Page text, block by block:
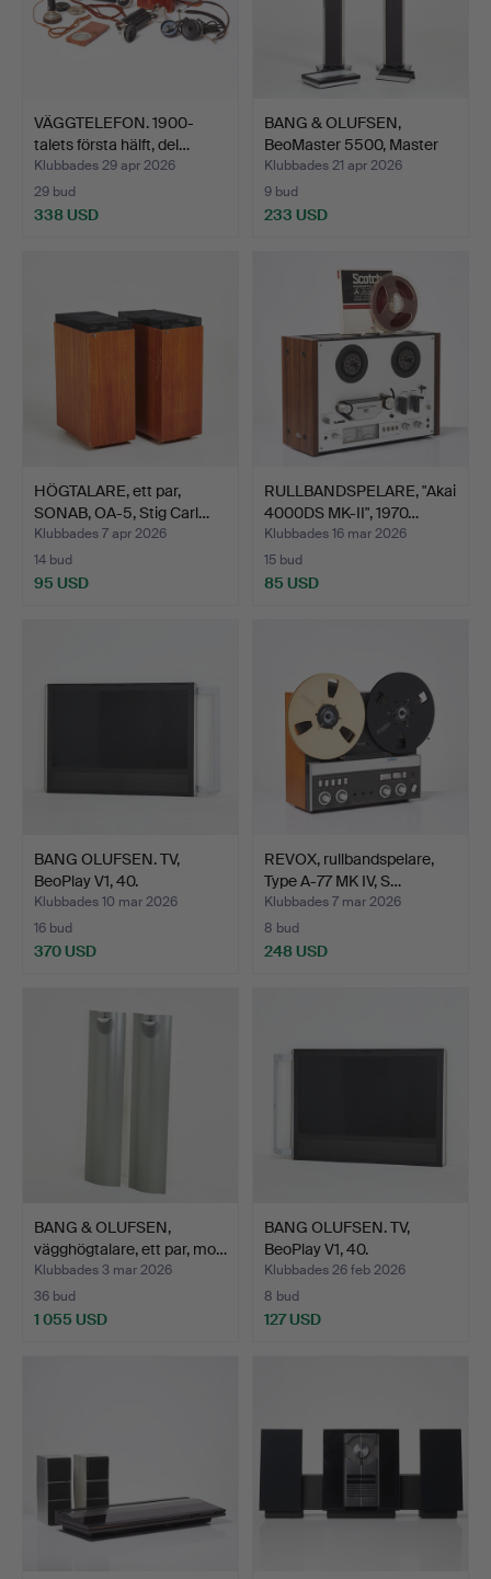
VÄGGTELEFON. 1900-
talets första hälft, del…
Klubbades 29 apr 2026
29 bud
338 USD
BANG & OLUFSEN,
BeoMaster 5500, Master
Con…
Klubbades 21 apr 2026
9 bud
233 USD
HÖGTALARE, ett par,
SONAB, OA-5, Stig Carl…
Klubbades 7 apr 2026
14 bud
95 USD
RULLBANDSPELARE, "Akai
4000DS MK-II", 1970…
Klubbades 16 mar 2026
15 bud
85 USD
BANG OLUFSEN. TV,
BeoPlay V1, 40.
Klubbades 10 mar 2026
16 bud
370 USD
REVOX, rullbandspelare,
Type A-77 MK IV, S…
Klubbades 7 mar 2026
8 bud
248 USD
BANG & OLUFSEN,
vägghögtalare, ett par, mo…
Klubbades 3 mar 2026
36 bud
1 055 USD
BANG OLUFSEN. TV,
BeoPlay V1, 40.
Klubbades 26 feb 2026
8 bud
127 USD